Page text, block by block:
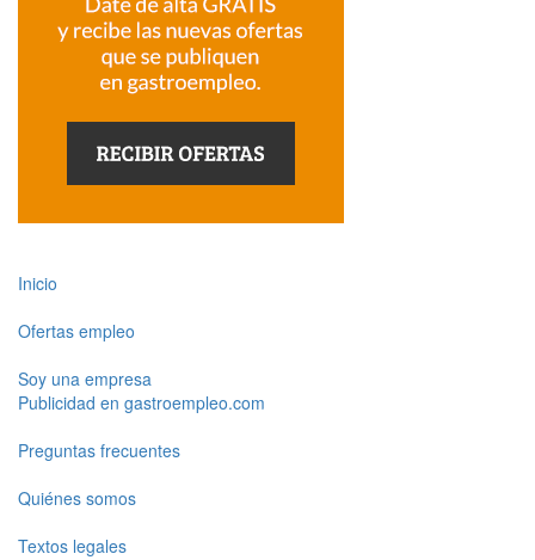
Inicio
Ofertas empleo
Soy una empresa
Publicidad en gastroempleo.com
Preguntas frecuentes
Quiénes somos
Textos legales